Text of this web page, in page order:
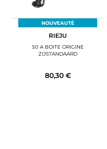
NOUVEAUTÉ
RIEJU
50 A BOITE ORIGINE
ZIJSTANDAARD
80,30 €